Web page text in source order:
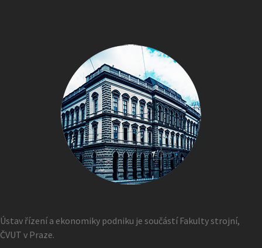
Ústav řízení a ekonomiky podniku je součástí Fakulty strojní,
ČVUT v Praze.